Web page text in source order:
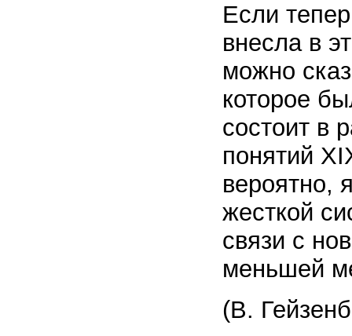
Если
внесла в
можно
которое
состоит в
понятий
вероятно,
жесткой
связи с
меньшей
(В.